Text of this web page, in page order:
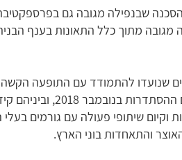
שנועדו להתמודד עם התופעה הקשה.
בהסכם אשר נחתם עם
וקיום שיתופי פעולה עם גורמים
והתאחדות בוני הארץ.